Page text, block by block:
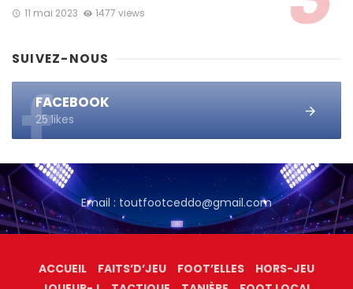
11 mai 2023 1477 views
SUIVEZ-NOUS
FACEBOOK
25 likes
Email : toutfootceddo@gmail.com
ACCUEIL FAITS’D’JEU FOOT’ELLES
HORS-JEU